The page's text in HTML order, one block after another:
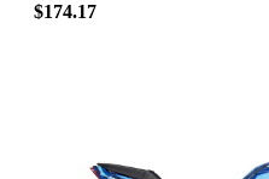
$174.17